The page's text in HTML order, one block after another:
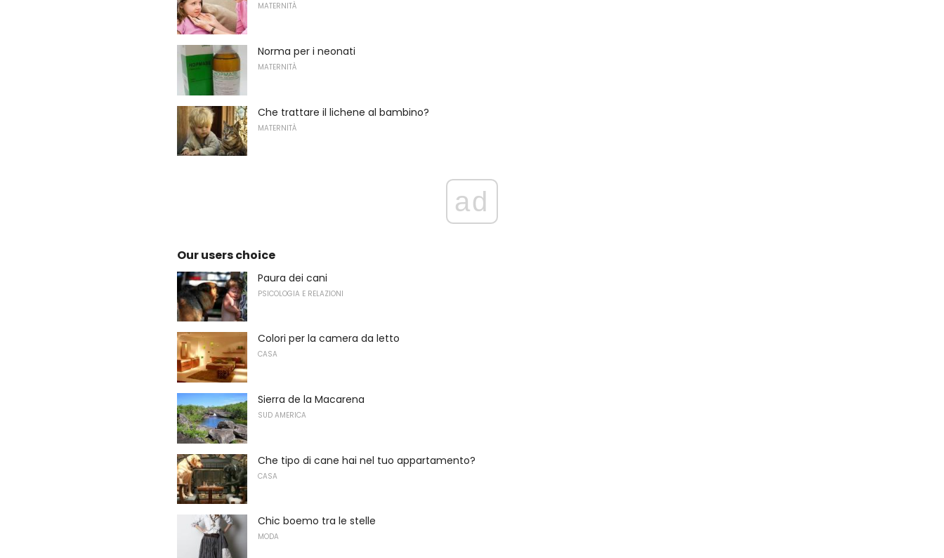
MATERNITÀ
Norma per i neonati
MATERNITÀ
Che trattare il lichene al bambino?
MATERNITÀ
ad
Our users choice
Paura dei cani
PSICOLOGIA E RELAZIONI
Colori per la camera da letto
CASA
Sierra de la Macarena
SUD AMERICA
Che tipo di cane hai nel tuo appartamento?
CASA
Chic boemo tra le stelle
MODA